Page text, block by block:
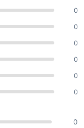
0
0
0
0
0
0
0